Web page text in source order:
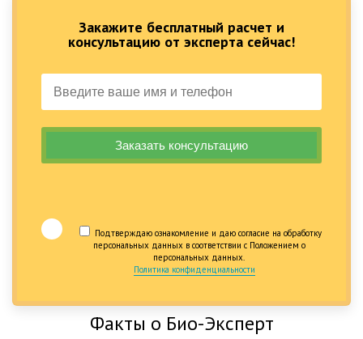
Закажите бесплатный расчет и
консультацию от эксперта сейчас!
Подтверждаю ознакомление и даю согласие на обработку
персональных данных в соответствии с Положением о
персональных данных.
Политика конфиденциальности
Факты о Био-Эксперт